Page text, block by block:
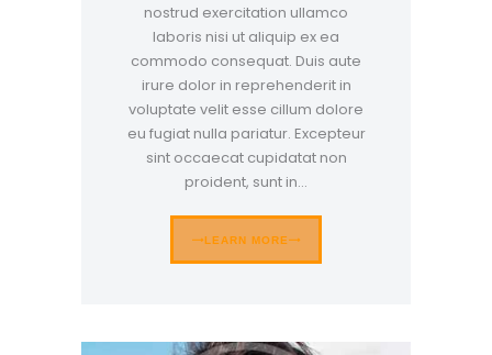
nostrud exercitation ullamco
laboris nisi ut aliquip ex ea
commodo consequat. Duis aute
irure dolor in reprehenderit in
voluptate velit esse cillum dolore
eu fugiat nulla pariatur. Excepteur
sint occaecat cupidatat non
proident, sunt in…
LEARN MORE